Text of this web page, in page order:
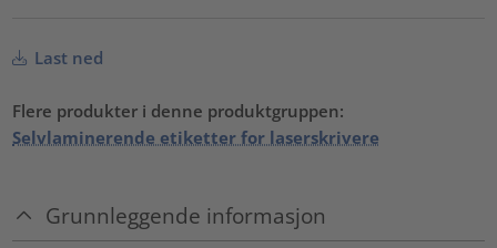
Last ned
Flere produkter i denne produktgruppen:
Selvlaminerende etiketter for laserskrivere
Grunnleggende informasjon